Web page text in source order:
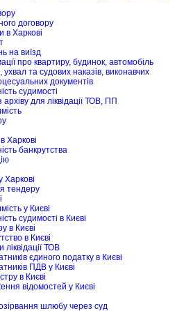
договору
в Харкові
на виїзд
про квартиру, будинок, автомобіль
та судових наказів, виконавчих
документів
судимості
для ліквідації ТОВ, ПП
Харкові
банкрутства
Харкові
тендеру
у Києві
судимості в Києві
в Києві
в Києві
ліквідації ТОВ
єдиного податку в Києві
ПДВ у Києві
в Києві
відомостей у Києві
шлюбу через суд